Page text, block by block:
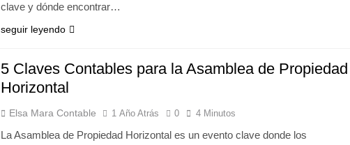
clave y dónde encontrar…
seguir leyendo
5 Claves Contables para la Asamblea de Propiedad
Horizontal
Elsa Mara Contable 1 Año Atrás 0 4 Minutos
La Asamblea de Propiedad Horizontal es un evento clave donde los